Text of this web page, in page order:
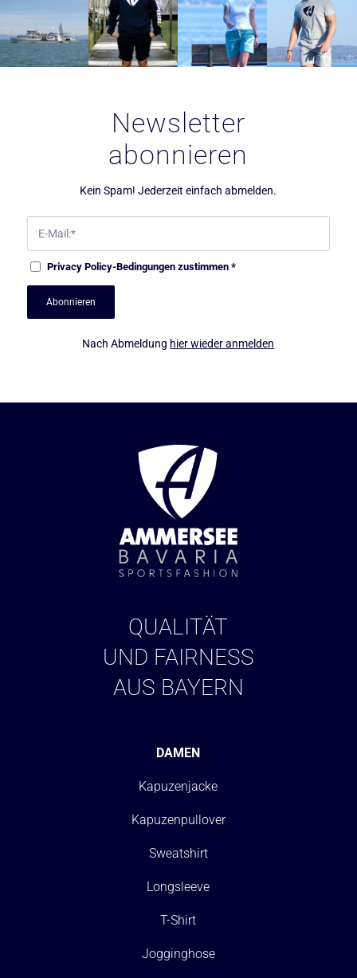
Newsletter
abonnieren
Kein Spam! Jederzeit einfach abmelden.
Privacy Policy-Bedingungen zustimmen *
Nach Abmeldung hier wieder anmelden
QUALITÄT
UND FAIRNESS
AUS BAYERN
DAMEN
Kapuzenjacke
Kapuzenpullover
Sweatshirt
Longsleeve
T-Shirt
Jogginghose